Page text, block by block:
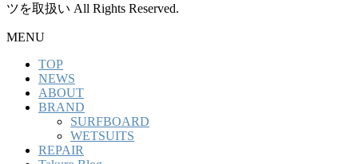
ツを取扱い All Rights Reserved.
MENU
TOP
NEWS
ABOUT
BRAND
SURFBOARD
WETSUITS
REPAIR